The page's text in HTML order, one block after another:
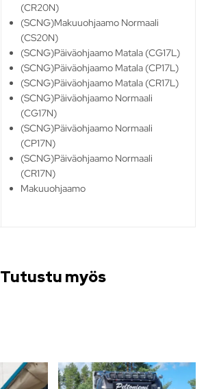
(CR20N)
(SCNG)Makuuohjaamo Normaali
(CS20N)
(SCNG)Päiväohjaamo Matala (CG17L)
(SCNG)Päiväohjaamo Matala (CP17L)
(SCNG)Päiväohjaamo Matala (CR17L)
(SCNG)Päiväohjaamo Normaali
(CG17N)
(SCNG)Päiväohjaamo Normaali
(CP17N)
(SCNG)Päiväohjaamo Normaali
(CR17N)
Makuuohjaamo
Tutustu myös